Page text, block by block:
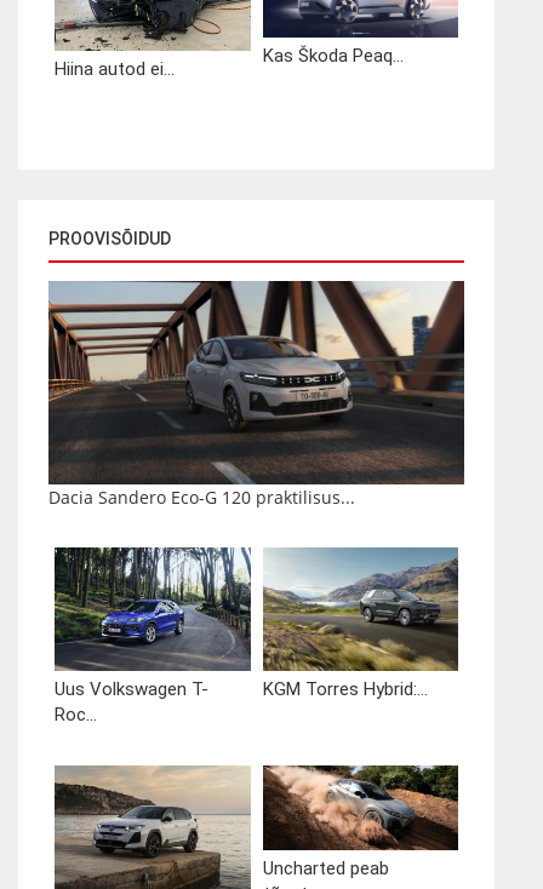
Hiina autod ei...
Kas Škoda Peaq...
PROOVISÕIDUD
Dacia Sandero Eco-G 120 praktilisus...
Uus Volkswagen T-
Roc...
KGM Torres Hybrid:...
Uncharted peab